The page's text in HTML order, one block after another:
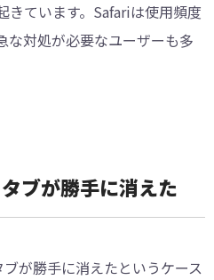
きています。Safariは使用頻度
な対処が必要なユーザーも多
ブが勝手に消えた
が勝手に消えたというケース